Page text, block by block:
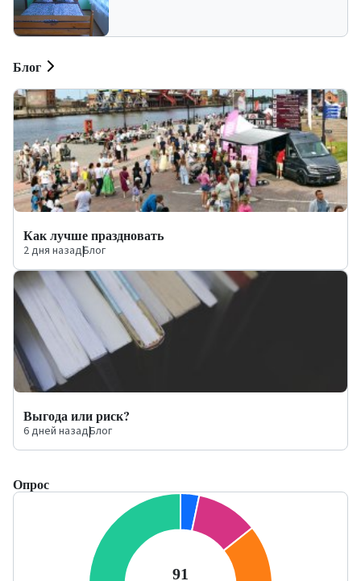
Блог
Как лучше праздновать
2 дня назад|Блог
Выгода или риск?
6 дней назад|Блог
Опрос